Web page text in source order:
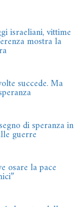
israeliani, vittime
mostra la
succede. Ma
di speranza in
guerre
osare la pace